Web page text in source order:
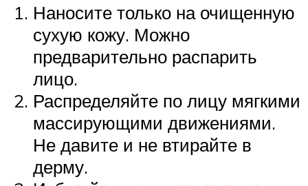
Наносите только на очищенную
сухую кожу. Можно
предварительно распарить
лицо.
Распределяйте по лицу мягкими
массирующими движениями.
Не давите и не втирайте в
дерму.